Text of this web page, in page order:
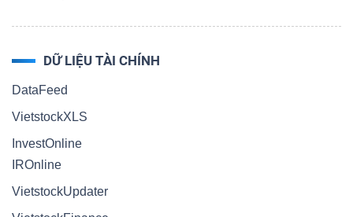
DỮ LIỆU TÀI CHÍNH
DataFeed
VietstockXLS
InvestOnline
IROnline
VietstockUpdater